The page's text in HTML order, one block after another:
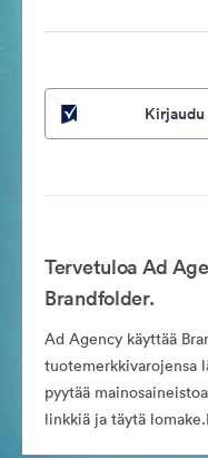
Kirjaudu
Tervetuloa Ad
Brandfolder.
Ad Agency käyttää
tuotemerkkivarojensa
pyytää
linkkiä ja täytä